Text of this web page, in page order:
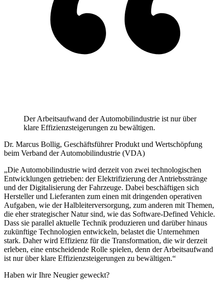
Der Arbeitsaufwand der Automobilindustrie ist nur über
klare Effizienzsteigerungen zu bewältigen.
Dr. Marcus Bollig, Geschäftsführer Produkt und Wertschöpfung
beim Verband der Automobilindustrie (VDA)
„Die Automobilindustrie wird derzeit von zwei technologischen
Entwicklungen getrieben: der Elektrifizierung der Antriebsstränge
und der Digitalisierung der Fahrzeuge. Dabei beschäftigen sich
Hersteller und Lieferanten zum einen mit dringenden operativen
Aufgaben, wie der Halbleiterversorgung, zum anderen mit Themen,
die eher strategischer Natur sind, wie das Software-Defined Vehicle.
Dass sie parallel aktuelle Technik produzieren und darüber hinaus
zukünftige Technologien entwickeln, belastet die Unternehmen
stark. Daher wird Effizienz für die Transformation, die wir derzeit
erleben, eine entscheidende Rolle spielen, denn der Arbeitsaufwand
ist nur über klare Effizienzsteigerungen zu bewältigen.“
Haben wir Ihre Neugier geweckt?